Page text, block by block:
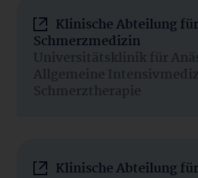
Klinische Abteilung für
Schmerzmedizin
Universitätsklinik für
Allgemeine
Schmerztherapie
Klinische Abteilung